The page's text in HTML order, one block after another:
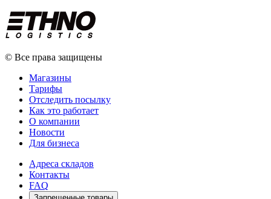
© Все права защищены
Магазины
Тарифы
Отследить посылку
Как это работает
О компании
Новости
Для бизнеса
Адреса складов
Контакты
FAQ